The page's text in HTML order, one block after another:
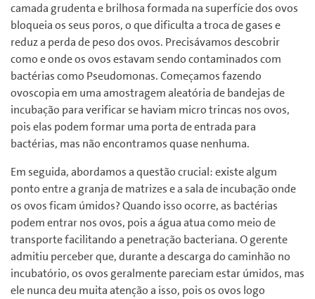
camada grudenta e brilhosa formada na superfície dos ovos
bloqueia os seus poros, o que dificulta a troca de gases e
reduz a perda de peso dos ovos. Precisávamos descobrir
como e onde os ovos estavam sendo contaminados com
bactérias como Pseudomonas. Começamos fazendo
ovoscopia em uma amostragem aleatória de bandejas de
incubação para verificar se haviam micro trincas nos ovos,
pois elas podem formar uma porta de entrada para
bactérias, mas não encontramos quase nenhuma.
Em seguida, abordamos a questão crucial: existe algum
ponto entre a granja de matrizes e a sala de incubação onde
os ovos ficam úmidos? Quando isso ocorre, as bactérias
podem entrar nos ovos, pois a água atua como meio de
transporte facilitando a penetração bacteriana. O gerente
admitiu perceber que, durante a descarga do caminhão no
incubatório, os ovos geralmente pareciam estar úmidos, mas
ele nunca deu muita atenção a isso, pois os ovos logo